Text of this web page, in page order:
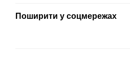
Поширити у соцмережах